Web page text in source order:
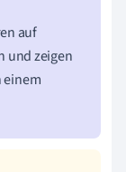
auf
und zeigen
einem